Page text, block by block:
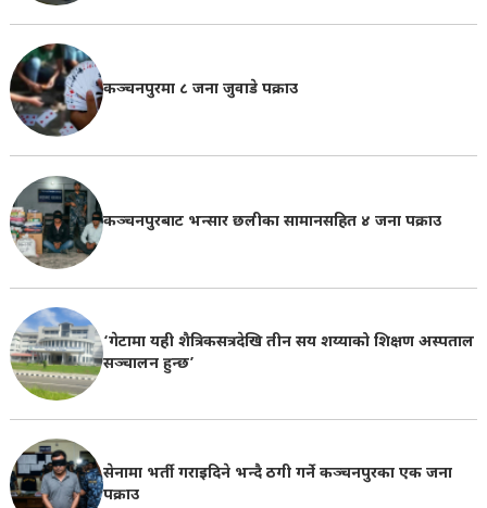
कञ्चनपुरमा ८ जना जुवाडे पक्राउ
कञ्चनपुरबाट भन्सार छलीका सामानसहित ४ जना पक्राउ
‘गेटामा यही शैत्रिकसत्रदेखि तीन सय शय्याको शिक्षण अस्पताल
सञ्चालन हुन्छ’
सेनामा भर्ती गराइदिने भन्दै ठगी गर्ने कञ्चनपुरका एक जना
पक्राउ